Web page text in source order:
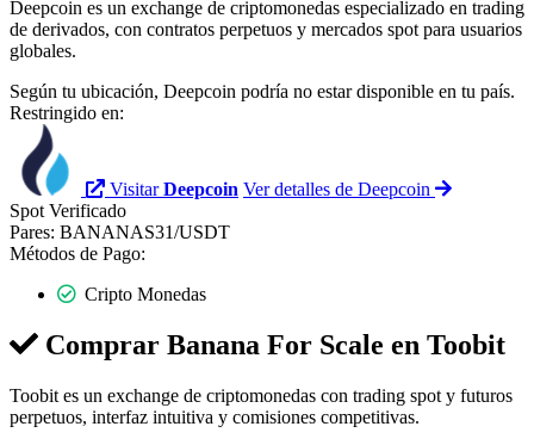
Deepcoin es un exchange de criptomonedas especializado en trading
de derivados, con contratos perpetuos y mercados spot para usuarios
globales.
Según tu ubicación, Deepcoin podría no estar disponible en tu país.
Restringido en:
VisitarDeepcoin Ver detalles de Deepcoin
Spot Verificado
Pares: BANANAS31/USDT
Métodos de Pago:
Cripto Monedas
Comprar Banana For Scale en Toobit
Toobit es un exchange de criptomonedas con trading spot y futuros
perpetuos, interfaz intuitiva y comisiones competitivas.